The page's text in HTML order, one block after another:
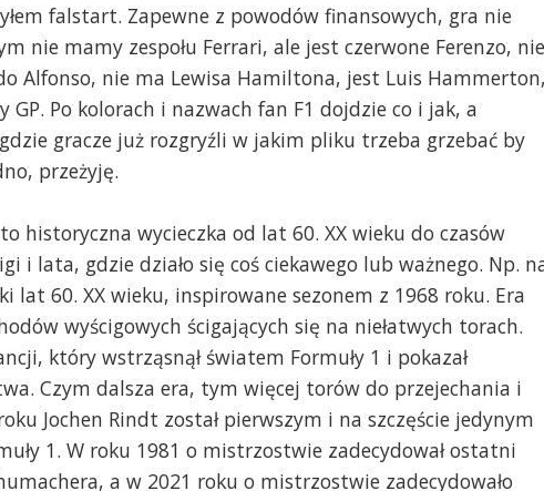
falstart. Zapewne z powodów finansowych, gra nie
nie mamy zespołu Ferrari, ale jest czerwone Ferenzo, nie
Alfonso, nie ma Lewisa Hamiltona, jest Luis Hammerton,
Po kolorach i nazwach fan F1 dojdzie co i jak, a
gracze już rozgryźli w jakim pliku trzeba grzebać by
przeżyję.
historyczna wycieczka od lat 60. XX wieku do czasów
i lata, gdzie działo się coś ciekawego lub ważnego. Np.
lat 60. XX wieku, inspirowane sezonem z 1968 roku. Era
wyścigowych ścigających się na niełatwych torach.
który wstrząsnął światem Formuły 1 i pokazał
Czym dalsza era, tym więcej torów do przejechania i
Jochen Rindt został pierwszym i na szczęście jedynym
1. W roku 1981 o mistrzostwie zadecydował ostatni
a w 2021 roku o mistrzostwie zadecydowało